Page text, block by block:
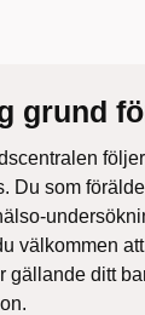
grund
Du som
välkommen
gällande ditt